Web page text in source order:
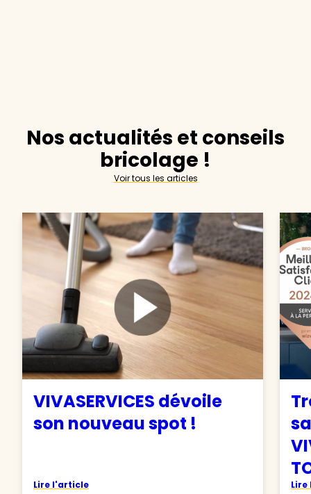
Nos actualités et conseils
bricolage !
Voir tous les articles
VIVASERVICES dévoile
son nouveau spot !
Lire l'article